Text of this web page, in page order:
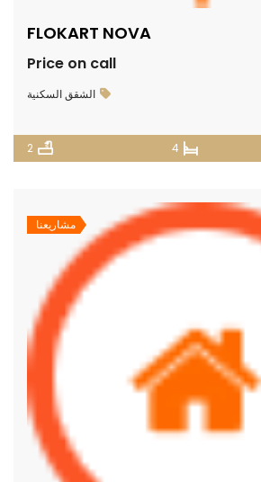
FLOKART NOVA
Price on call
الشقق السكنية
4
2
مشاريعنا